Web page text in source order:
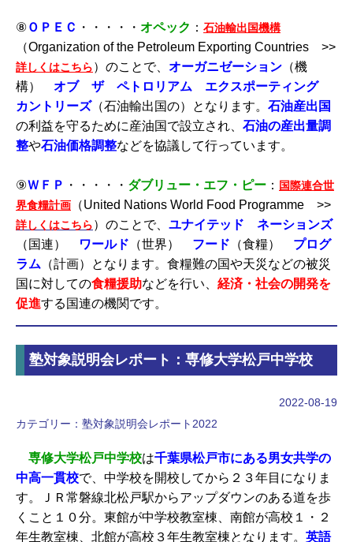
⑧ＯＰＥＣ ・・・・・ オペック ： 石油輸出国機構
（Organization of the Petroleum Exporting Countries >>
詳しくはこちら）のことで、 オーガニゼーション （機
構） オブ ザ ペトロリアム エクスポーティング
カントリーズ（石油輸出国の）となります。 石油産出国
の利益を守るために産油国で設立され、 石油の産出量調
整や石油価格調整などを協議して行っています。
⑨ＷＦＰ ・・・・・ ダブリュー・エフ・ピー ： 国際連合世
界食糧計画 （United Nations World Food Programme >>
詳しくはこちら）のことで、 ユナイテッド ネーションズ
（国連）
ワールド （世界） フード （食糧） プログ
ラム （計画）となります。食糧難の国や天災などの被災
国に対しての食糧援助などを行い、 経済・社会の開発を
促進する国連の機関です。
塾対象説明会レポート：専修大学松戸中学校
2022-08-19
カテゴリー： 塾対象説明会レポート2022
専修大学松戸中学校は千葉県松戸市にある男女共学の
中高一貫校で、中学校を開校してから２３年目になりま
す。ＪＲ常磐線北松戸駅からアップダウンのある道を歩
くこと１０分。東館が中学校教室棟、南館が高校１・２
年生教室棟、北館が高校３年生教室棟となります。 英語